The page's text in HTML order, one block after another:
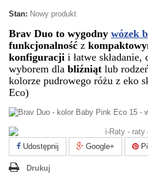
Stan: Nowy produkt
Brav Duo to wygodny wózek
funkcjonalność z
konfiguracji i łatwe
wyborem dla bliźniąt lub
kolorze pudrowego różu z eko
Eco)
Udostępnij Google+
Drukuj